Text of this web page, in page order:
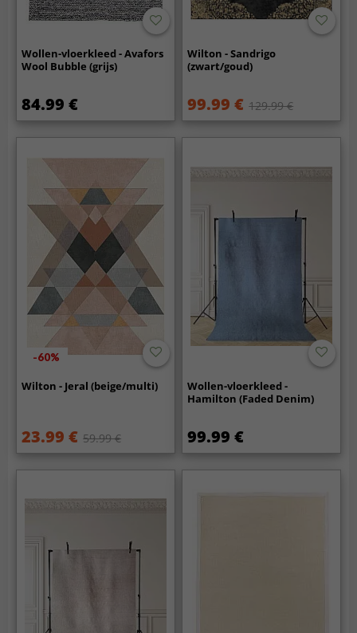
Wollen-vloerkleed - Avafors
Wool Bubble (grijs)
84.99 €
Wilton - Sandrigo
(zwart/goud)
99.99 € 129.99 €
-60%
Wilton - Jeral (beige/multi)
23.99 € 59.99 €
Wollen-vloerkleed -
Hamilton (Faded Denim)
99.99 €